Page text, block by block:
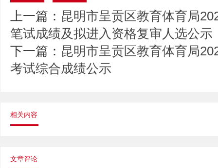
上一篇： 昆明市呈贡区教育体育局
笔试成绩及拟进入资格复审人选公示
下一篇： 昆明市呈贡区教育体育局
考试综合成绩公示
相关内容
文章评论